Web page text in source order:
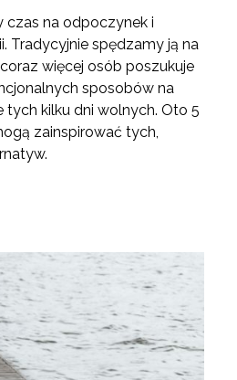
czas na odpoczynek i
Tradycyjnie spędzamy ją na
więcej osób poszukuje
sposobów na
tych kilku dni wolnych. Oto 5
zainspirować tych,